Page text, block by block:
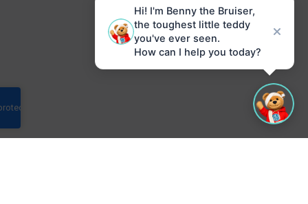
Hi! I'm Benny the Bruiser,
the toughest little teddy
you've ever seen.
How can I help you today?